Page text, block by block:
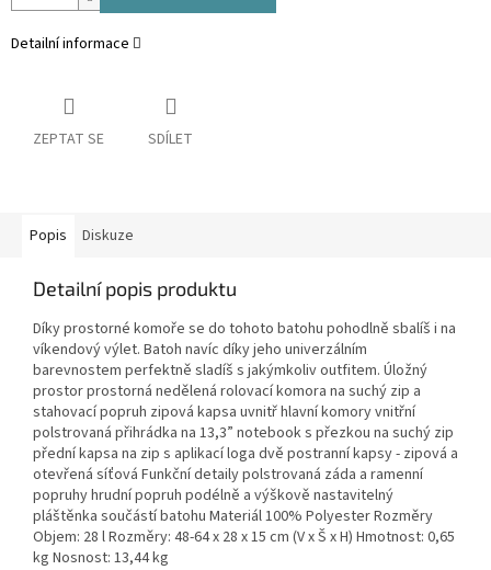
Detailní informace
ZEPTAT SE SDÍLET
Popis Diskuze
Detailní popis produktu
Díky prostorné komoře se do tohoto batohu pohodlně sbalíš i na
víkendový výlet. Batoh navíc díky jeho univerzálním
barevnostem perfektně sladíš s jakýmkoliv outfitem. Úložný
prostor prostorná nedělená rolovací komora na suchý zip a
stahovací popruh zipová kapsa uvnitř hlavní komory vnitřní
polstrovaná přihrádka na 13,3” notebook s přezkou na suchý zip
přední kapsa na zip s aplikací loga dvě postranní kapsy - zipová a
otevřená síťová Funkční detaily polstrovaná záda a ramenní
popruhy hrudní popruh podélně a výškově nastavitelný
pláštěnka součástí batohu Materiál 100% Polyester Rozměry
Objem: 28 l Rozměry: 48-64 x 28 x 15 cm (V x Š x H) Hmotnost: 0,65
kg Nosnost: 13,44 kg